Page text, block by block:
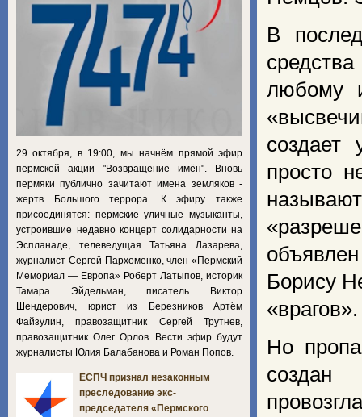
В
любому
создает
просто
Борису
«врагов».
Но
создан
29 октября, в 19:00, мы начнём прямой эфир
пермской акции "Возвращение имён". Вновь
пермяки публично зачитают имена земляков -
жертв Большого террора. К эфиру также
присоединятся: пермские уличные музыканты,
устроившие недавно концерт солидарности на
Эспланаде, телеведущая Татьяна Лазарева,
журналист Сергей Пархоменко, член «Пермский
Мемориал — Европа» Роберт Латыпов, историк
Тамара Эйдельман, писатель Виктор
Шендерович, юрист из Березников Артём
Файзулин, правозащитник Сергей Трутнев,
правозащитник Олег Орлов. Вести эфир будут
журналисты Юлия Балабанова и Роман Попов.
ЕСПЧ признал незаконным
преследование экс-
председателя «Пермского